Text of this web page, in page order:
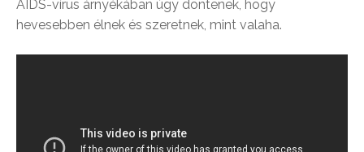
AIDS-vírus árnyékában úgy döntenek, hogy
hevesebben élnek és szeretnek, mint valaha.